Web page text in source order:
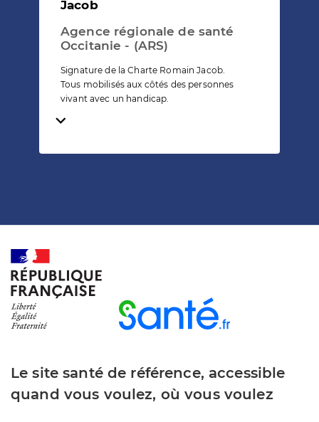
Jacob
Agence régionale de santé
Occitanie - (ARS)
Signature de la Charte Romain Jacob.
Tous mobilisés aux côtés des personnes
vivant avec un handicap.
Temps de lecture
Le site santé de référence, accessible
quand vous voulez, où vous voulez